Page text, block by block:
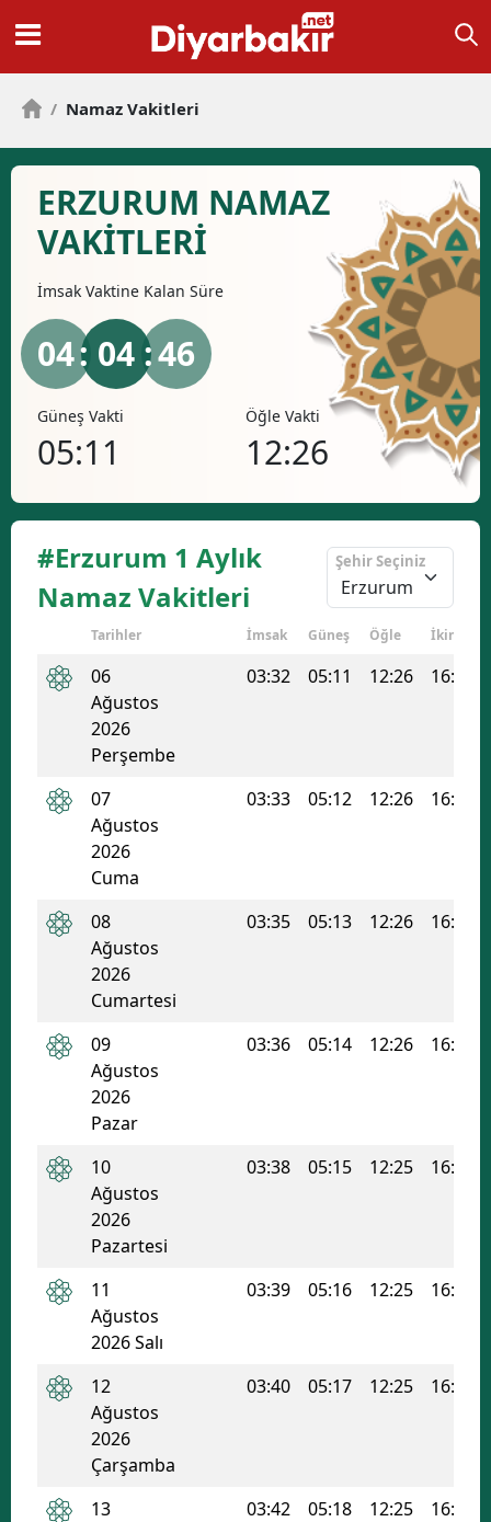
/ Namaz Vakitleri
ERZURUM NAMAZ
VAKİTLERİ
İmsak Vaktine Kalan Süre
04: 04 :45
Güneş Vakti
05:11
Öğle Vakti
12:26
#Erzurum 1 Aylık
Namaz Vakitleri
Şehir Seçiniz
Tarihler İmsak Güneş Öğle İkindi
06
Ağustos
2026
Perşembe
03:32 05:11 12:26 16:17
07
Ağustos
2026
Cuma
03:33 05:12 12:26 16:17
08
Ağustos
2026
Cumartesi
03:35 05:13 12:26 16:16
09
Ağustos
2026
Pazar
03:36 05:14 12:26 16:16
10
Ağustos
2026
Pazartesi
03:38 05:15 12:25 16:15
11
Ağustos
2026 Salı
03:39 05:16 12:25 16:15
12
Ağustos
2026
Çarşamba
03:40 05:17 12:25 16:14
13
03:42 05:18 12:25 16:14